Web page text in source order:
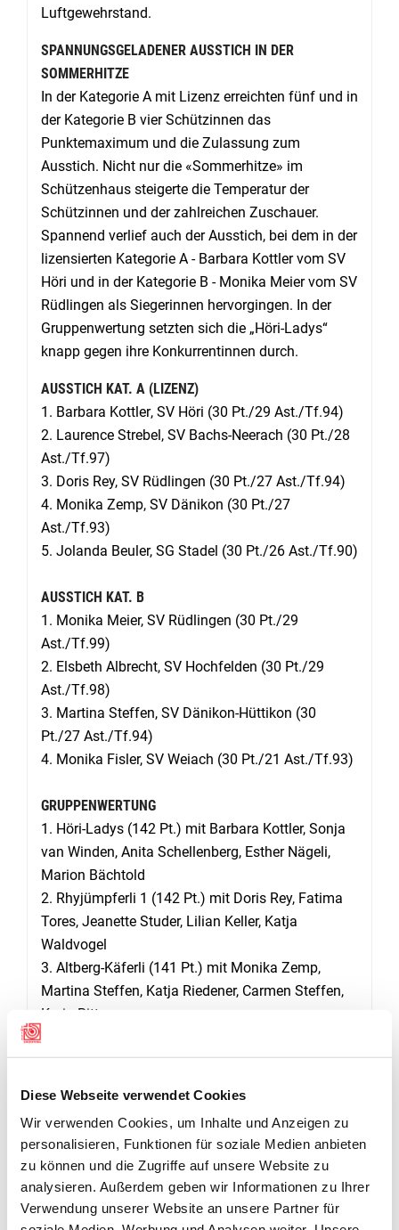
Diese Webseite verwendet Cookies
Wir verwenden Cookies, um Inhalte und Anzeigen zu
personalisieren, Funktionen für soziale Medien anbieten
zu können und die Zugriffe auf unsere Website zu
analysieren. Außerdem geben wir Informationen zu Ihrer
Verwendung unserer Website an unsere Partner für
Luftgewehrstand.
SPANNUNGSGELADENER AUSSTICH IN DER
SOMMERHITZE
In der Kategorie A mit Lizenz erreichten fünf und in
der Kategorie B vier Schützinnen das
Punktemaximum und die Zulassung zum
Ausstich. Nicht nur die «Sommerhitze» im
Schützenhaus steigerte die Temperatur der
Schützinnen und der zahlreichen Zuschauer.
Spannend verlief auch der Ausstich, bei dem in der
lizensierten Kategorie A - Barbara Kottler vom SV
Höri und in der Kategorie B - Monika Meier vom SV
Rüdlingen als Siegerinnen hervorgingen. In der
Gruppenwertung setzten sich die „Höri-Ladys“
knapp gegen ihre Konkurrentinnen durch.
AUSSTICH KAT. A (LIZENZ)
1. Barbara Kottler, SV Höri (30 Pt./29 Ast./Tf.94)
2. Laurence Strebel, SV Bachs-Neerach (30 Pt./28
Ast./Tf.97)
3. Doris Rey, SV Rüdlingen (30 Pt./27 Ast./Tf.94)
4. Monika Zemp, SV Dänikon (30 Pt./27
Ast./Tf.93)
5. Jolanda Beuler, SG Stadel (30 Pt./26 Ast./Tf.90)
AUSSTICH KAT. B
1. Monika Meier, SV Rüdlingen (30 Pt./29
Ast./Tf.99)
2. Elsbeth Albrecht, SV Hochfelden (30 Pt./29
Ast./Tf.98)
3. Martina Steffen, SV Dänikon-Hüttikon (30
Pt./27 Ast./Tf.94)
4. Monika Fisler, SV Weiach (30 Pt./21 Ast./Tf.93)
GRUPPENWERTUNG
1. Höri-Ladys (142 Pt.) mit Barbara Kottler, Sonja
van Winden, Anita Schellenberg, Esther Nägeli,
Marion Bächtold
2. Rhyjümpferli 1 (142 Pt.) mit Doris Rey, Fatima
Tores, Jeanette Studer, Lilian Keller, Katja
Waldvogel
3. Altberg-Käferli (141 Pt.) mit Monika Zemp,
Martina Steffen, Katja Riedener, Carmen Steffen,
Karin Ritt
ERFOLGREICHER HÖHEPUNKT IN DER CHRONOLOGIE
eröffnete mit einer kleinen Ansprache die
Rangverkündigung des 48. Zürcher Unterländer
Wyberschiessen 2024. Der Vizepräsident von
Rüdlingen, Silvio Marthaler würdigte die
ausgezeichnete Durchführung und Wertschätzung